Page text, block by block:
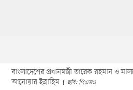
বাংলাদেশের প্রধানমন্ত্রী তারেক রহমান ও
আনোয়ার ইব্রাহিম
ছবি: পিএমও